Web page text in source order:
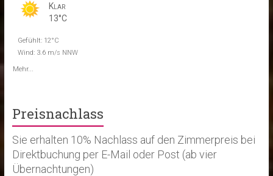
Klar
13°C
Gefühlt: 12°C
Wind: 3.6 m/s NNW
Mehr...
Preisnachlass
Sie erhalten 10% Nachlass auf den Zimmerpreis bei
Direktbuchung per E-Mail oder Post (ab vier
Übernachtungen)